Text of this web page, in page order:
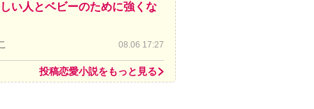
い人とベビーのために強くな
08.06 17:27
投稿恋愛小説をもっと見る